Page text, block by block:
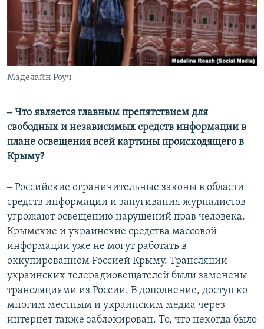
Маделайн Роуч
‒ Что является главным препятствием для
свободных и независимых средств информации в
плане освещения всей картины происходящего в
Крыму?
‒ Российские ограничительные законы в области
средств информации и запугивания журналистов
угрожают освещению нарушений прав человека.
Крымские и украинские средства массовой
информации уже не могут работать в
оккупированном Россией Крыму. Трансляции
украинских телерадиовещателей были заменены
трансляциями из России. В дополнение, доступ ко
многим местным и украинским медиа через
интернет также заблокирован. То, что некогда было